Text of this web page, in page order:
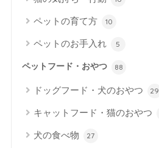
ペットの育て方 10
ペットのお手入れ 5
ペットフード・おやつ 88
ドッグフード・犬のおやつ 29
キャットフード・猫のおやつ
犬の食べ物 27